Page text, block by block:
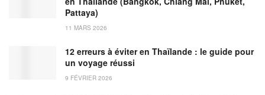
Pattaya)
11 MARS 2026
12 erreurs à éviter en Thaïlande : le guide pour
un voyage réussi
9 FÉVRIER 2026